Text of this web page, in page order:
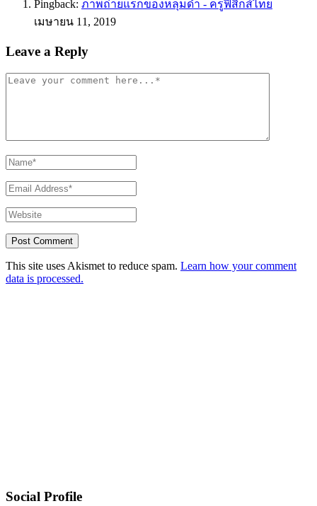
Pingback: ภาพถ่ายแรกของหลุมดำ - ครูฟิสิกส์ไทย
เมษายน 11, 2019
Leave a Reply
This site uses Akismet to reduce spam. Learn how your comment
data is processed.
Social Profile